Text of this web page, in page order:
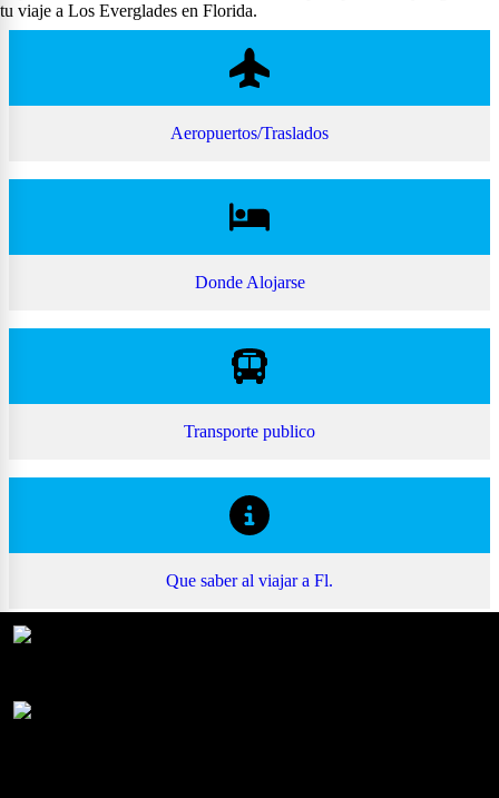
tu viaje a Los Everglades en Florida.
Aeropuertos/Traslados
Donde Alojarse
Transporte publico
Que saberal viajar a Fl.